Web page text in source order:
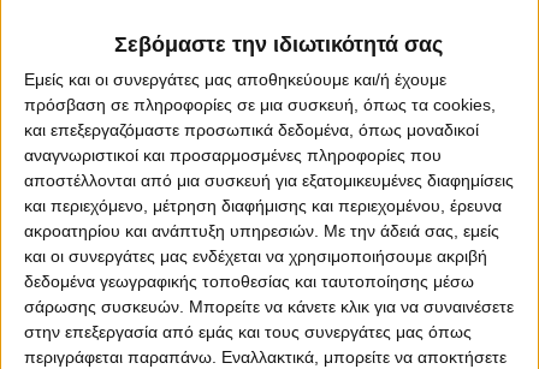
Σεβόμαστε την ιδιωτικότητά σας
Εμείς και οι συνεργάτες μας αποθηκεύουμε και/ή έχουμε
πρόσβαση σε πληροφορίες σε μια συσκευή, όπως τα cookies,
και επεξεργαζόμαστε προσωπικά δεδομένα, όπως μοναδικοί
αναγνωριστικοί και προσαρμοσμένες πληροφορίες που
αποστέλλονται από μια συσκευή για εξατομικευμένες διαφημίσεις
και περιεχόμενο, μέτρηση διαφήμισης και περιεχομένου, έρευνα
ακροατηρίου και ανάπτυξη υπηρεσιών. Με την άδειά σας, εμείς
και οι συνεργάτες μας ενδέχεται να χρησιμοποιήσουμε ακριβή
δεδομένα γεωγραφικής τοποθεσίας και ταυτοποίησης μέσω
σάρωσης συσκευών. Μπορείτε να κάνετε κλικ για να συναινέσετε
στην επεξεργασία από εμάς και τους συνεργάτες μας όπως
περιγράφεται παραπάνω. Εναλλακτικά, μπορείτε να αποκτήσετε
About Offradio Business Class Terms & Conditions
Privacy Policy
Designed & developed byporcupine colors&Fotis Alexandrou